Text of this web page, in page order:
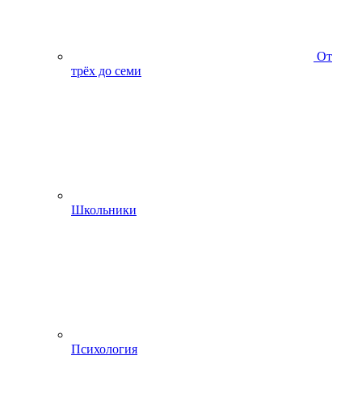
От
трёх до семи
Школьники
Психология